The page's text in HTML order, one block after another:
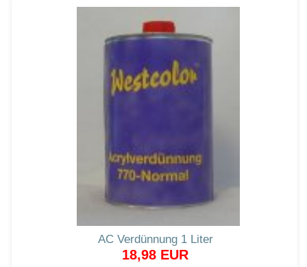
AC Verdünnung 1 Liter
18,98 EUR